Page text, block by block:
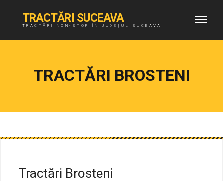
TRACTĂRI SUCEAVA
TRACTĂRI NON-STOP ÎN JUDEȚUL SUCEAVA
TRACTĂRI BROSTENI
Tractări Brosteni